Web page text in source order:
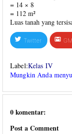
= 14 × 8
= 112 m²
Luas tanah yang
Twitter
Label:Kelas IV
Mungkin Anda
0 komentar:
Post a Comment